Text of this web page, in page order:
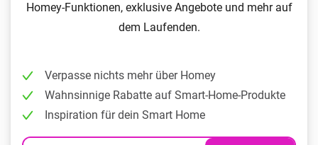
Homey-Funktionen, exklusive Angebote und mehr auf
dem Laufenden.
Verpasse nichts mehr über Homey
Wahnsinnige Rabatte auf Smart-Home-Produkte
Inspiration für dein Smart Home